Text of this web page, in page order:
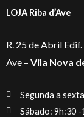
LOJA Riba d’Ave
R. 25 de Abril
Ave – Vila Nova
Segunda a
Sábado: 9h:30 -